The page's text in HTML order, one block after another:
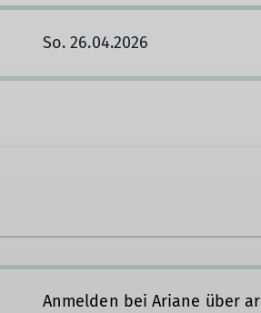
So. 26.04.2026
Anmelden bei Ariane über